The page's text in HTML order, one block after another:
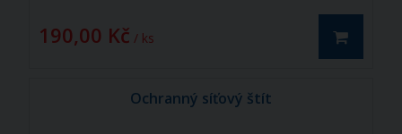
190,00 Kč / ks
Ochranný síťový štít